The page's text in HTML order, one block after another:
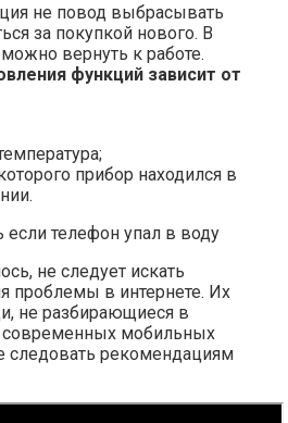
не повод выбрасывать
за покупкой нового. В
вернуть к работе.
функций зависит от
прибор находился в
не следует искать
проблемы в интернете. Их
не разбирающиеся в
современных мобильных
следовать рекомендациям